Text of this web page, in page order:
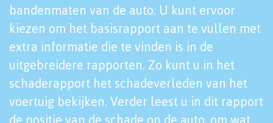
bandenmaten van de auto. U kunt ervoor
kiezen om het basisrapport aan te vullen met
extra informatie die te vinden is in de
uitgebreidere rapporten. Zo kunt u in het
schaderapport het schadeverleden van het
voertuig bekijken. Verder leest u in dit rapport
de positie van de schade op de auto, om wat